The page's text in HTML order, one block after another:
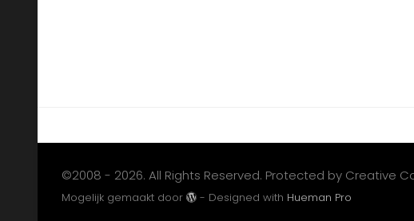
©2008 - 2026. All Rights Reserved. Protected by Creative
Mogelijk gemaakt door - Designed with Hueman Pro